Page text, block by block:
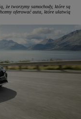
że tworzymy samochody, które są
oferować auta, które ułatwią